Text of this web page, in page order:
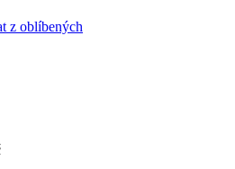
z oblíbených